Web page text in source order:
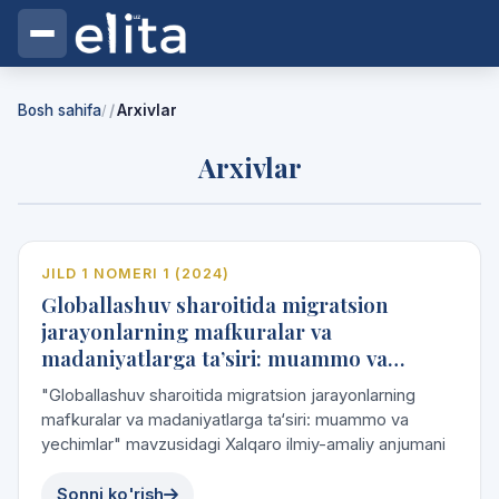
Bosh sahifa/ Arxivlar
Arxivlar
elita
Vol. 1 · No. 1
2024
JILD 1 NOMERI 1 (2024)
Globallashuv sharoitida migratsion
jarayonlarning mafkuralar va
madaniyatlarga ta’siri: muammo va
yechimlar
"Globallashuv sharoitida migratsion jarayonlarning
mafkuralar va madaniyatlarga ta‘siri: muammo va
yechimlar" mavzusidagi Xalqaro ilmiy-amaliy anjumani
Sonni ko'rish